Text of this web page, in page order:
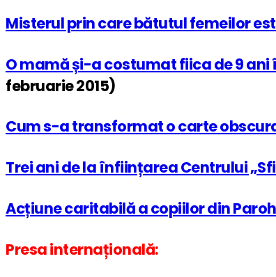
Misterul prin care bătutul femeilor
O mamă și-a costumat fiica de 9
februarie 2015)
Cum s-a transformat o carte
Trei ani de la înființarea Centrului
Acțiune caritabilă a copiilor din
Presa internațională: